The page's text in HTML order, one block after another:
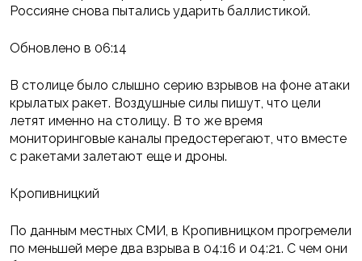
Россияне снова пытались ударить баллистикой.
Обновлено в 06:14
В столице было слышно серию взрывов на фоне атаки
крылатых ракет. Воздушные силы пишут, что цели
летят именно на столицу. В то же время
мониторинговые каналы предостерегают, что вместе
с ракетами залетают еще и дроны.
Кропивницкий
По данным местных СМИ, в Кропивницком прогремели
по меньшей мере два взрыва в 04:16 и 04:21. С чем они